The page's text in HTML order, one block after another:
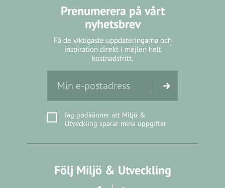
Prenumerera på vårt
nyhetsbrev
Få de viktigaste uppdateringarna och
inspiration direkt i mejlen helt
kostnadsfritt.
Jag godkänner att Miljö &
Utveckling sparar mina uppgifter
Följ Miljö & Utveckling